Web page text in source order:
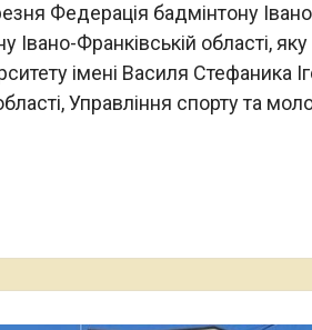
Федерація бадмінтону
Івано-Франківській області,
імені Василя Стефаника
Управління спорту та